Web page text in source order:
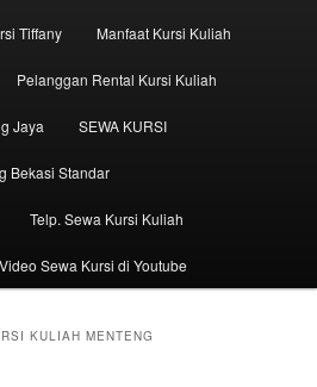
Tiffany Manfaat Kursi Kuliah
Pelanggan Rental Kursi Kuliah
Jaya SEWA KURSI
Bekasi Standar
Telp. Sewa Kursi Kuliah
Video Sewa Kursi di Youtube
KULIAH MENTENG